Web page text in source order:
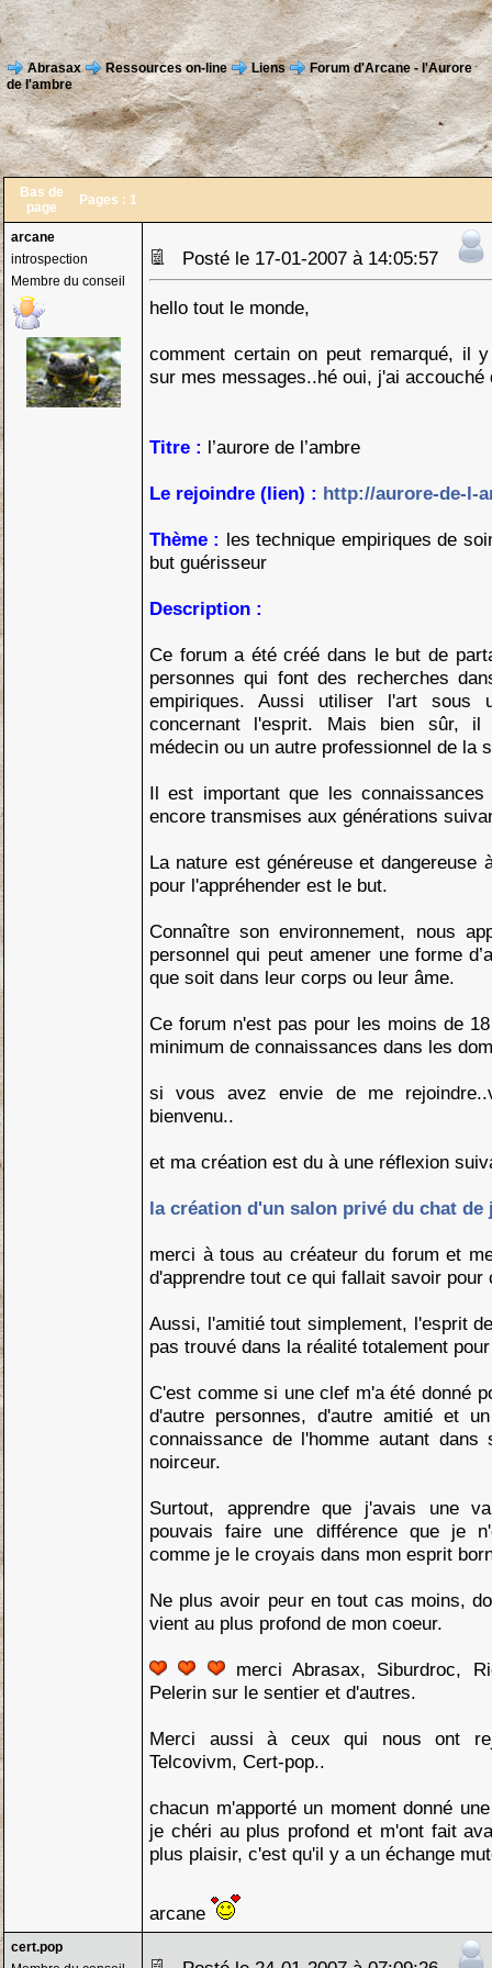
Abrasax Ressources on-line Liens
Forum d'Arcane - l'Aurore
de l'ambre
Bas de
page
Pages : 1
arcane
introspection
Membre du conseil
Posté le 17-01-2007 à 14:05:57
hello tout le monde,
comment certain on peut remarqué, il
sur mes messages..hé oui, j'ai accouché
Titre : l’aurore de l’ambre
Le rejoindre (lien) : http://aurore-de-l-
Thème : les technique empiriques de
but guérisseur
Description :
Ce forum a été créé dans le but de
personnes qui font des recherches
empiriques. Aussi utiliser l'art sous
concernant l'esprit. Mais bien sûr,
médecin ou un autre professionnel de la
Il est important que les
encore transmises aux générations
La nature est généreuse et
pour l'appréhender est le but.
Connaître son environnement, nous
personnel qui peut amener une forme
que soit dans leur corps ou leur âme.
Ce forum n'est pas pour les moins de
minimum de connaissances dans les
si vous avez envie de me
bienvenu..
et ma création est du à une réflexion
la création d'un salon privé du chat de
merci à tous au créateur du forum et
d'apprendre tout ce qui fallait savoir
Aussi, l'amitié tout simplement, l'esprit
pas trouvé dans la réalité totalement
C'est comme si une clef m'a été donné
d'autre personnes, d'autre amitié et
connaissance de l'homme autant
noirceur.
Surtout, apprendre que j'avais une
pouvais faire une différence que je
comme je le croyais dans mon esprit
Ne plus avoir peur en tout cas moins,
vient au plus profond de mon coeur.
merci Abrasax, Siburdroc,
Pelerin sur le sentier et d'autres.
Merci aussi à ceux qui nous ont
Telcovivm, Cert-pop..
chacun m'apporté un moment donné
je chéri au plus profond et m'ont fait
plus plaisir, c'est qu'il y a un échange
arcane
cert.pop